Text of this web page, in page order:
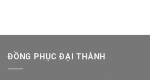
ĐỒNG PHỤC ĐẠI THÀNH